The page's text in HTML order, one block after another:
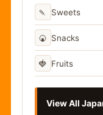
🍡 Sweets
🍘 Snacks
🍓 Fruits
View All